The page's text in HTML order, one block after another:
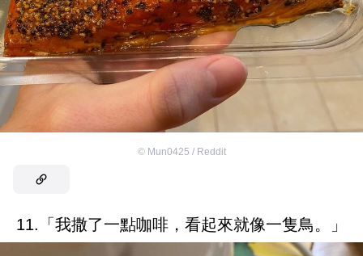
© Mun0425 / Reddit
11.「我撒了一點咖啡，看起來就像一隻鳥。」